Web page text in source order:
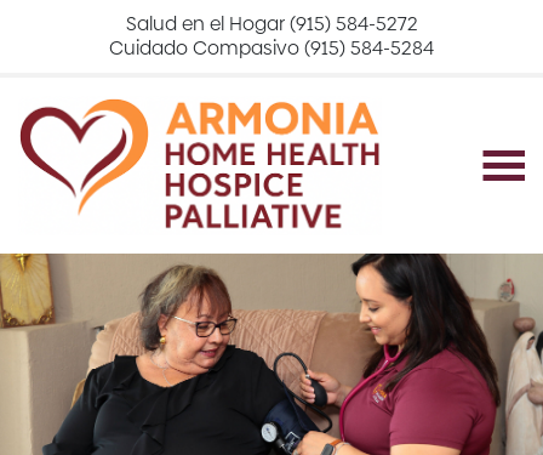
Salud en el Hogar (915) 584-5272
Cuidado Compasivo (915) 584-5284